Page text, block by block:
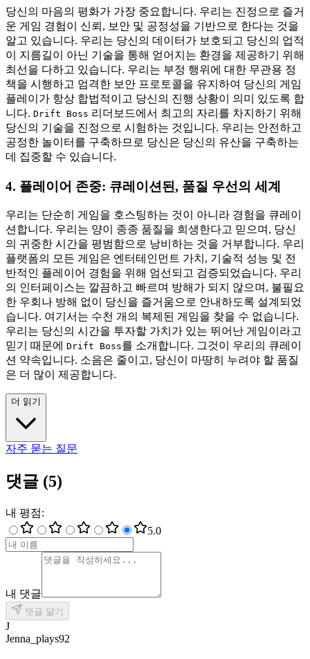
당신의 마음의 평화가 가장 중요합니다. 우리는 진정으로 즐거
운 게임 경험이 신뢰, 보안 및 공정성을 기반으로 한다는 것을
알고 있습니다. 우리는 당신의 데이터가 보호되고 당신의 업적
이 지름길이 아닌 기술을 통해 얻어지는 환경을 제공하기 위해
최선을 다하고 있습니다. 우리는 부정 행위에 대한 무관용 정
책을 시행하고 엄격한 보안 프로토콜을 유지하여 당신의 게임
플레이가 항상 합법적이고 당신의 진행 상황이 의미 있도록 합
니다. Drift Boss 리더보드에서 최고의 자리를 차지하기 위해
당신의 기술을 진정으로 시험하는 것입니다. 우리는 안전하고
공정한 놀이터를 구축하므로 당신은 당신의 유산을 구축하는
데 집중할 수 있습니다.
4. 플레이어 존중: 큐레이션된, 품질 우선의 세계
우리는 단순히 게임을 호스팅하는 것이 아니라 경험을 큐레이
션합니다. 우리는 양이 종종 품질을 희생한다고 믿으며, 당신
의 귀중한 시간을 평범함으로 낭비하는 것을 거부합니다. 우리
플랫폼의 모든 게임은 엔터테인먼트 가치, 기술적 성능 및 전
반적인 플레이어 경험을 위해 엄선되고 검증되었습니다. 우리
의 인터페이스는 깔끔하고 빠르며 방해가 되지 않으며, 불필요
한 우회나 방해 없이 당신을 즐거움으로 안내하도록 설계되었
습니다. 여기서는 수천 개의 복제된 게임을 찾을 수 없습니다.
우리는 당신의 시간을 투자할 가치가 있는 뛰어난 게임이라고
믿기 때문에 Drift Boss를 소개합니다. 그것이 우리의 큐레이
션 약속입니다. 소음은 줄이고, 당신이 마땅히 누려야 할 품질
은 더 많이 제공합니다.
더 읽기
자주 묻는 질문
댓글 (5)
내 평점:
5.0
내 댓글
댓글 달기
J
Jenna_plays92